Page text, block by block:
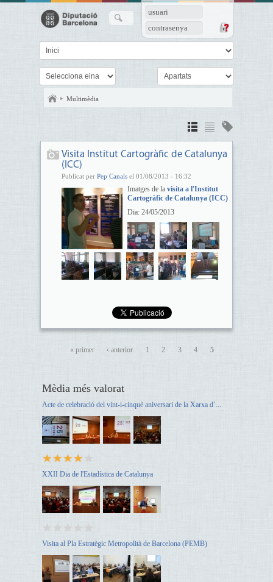
usuari
contrasenya
Multimèdia
Visita Institut Cartogràfic de Catalunya
(ICC)
Publicat per Pep Canalsel 01/08/2013 - 16:32
Imatges de la visita a l'Institut
Cartogràfic de Catalunya (ICC)
Dia: 24/05/2013
« primer ‹ anterior 1 2 3 4 5
Mèdia més valorat
Acte de celebració del vint-i-cinquè aniversari de la Xarxa d’...
XXII Dia de l'Estadística de Catalunya
Visita al Pla Estratègic Metropolità de Barcelona (PEMB)